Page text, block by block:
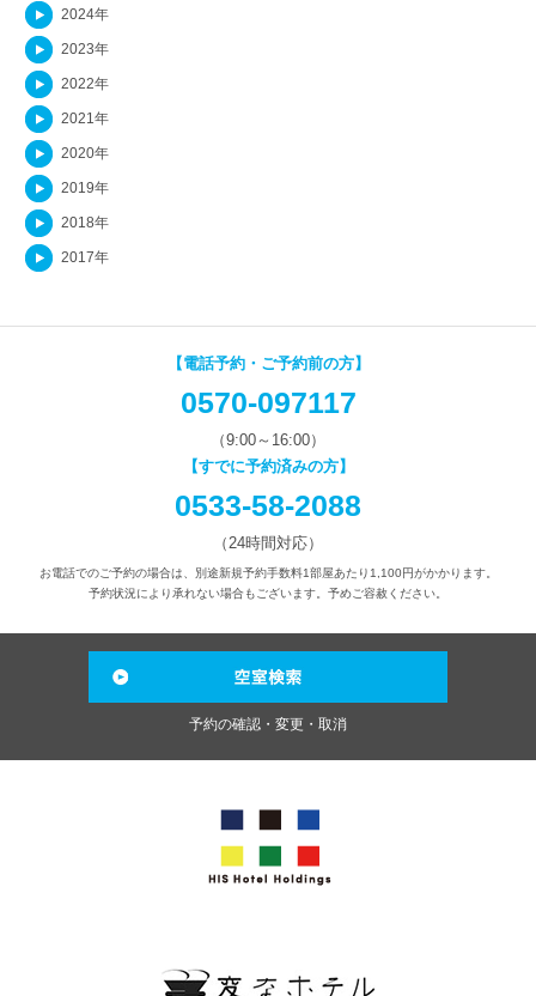
2024年
2023年
2022年
2021年
2020年
2019年
2018年
2017年
【電話予約・ご予約前の方】
0570-097117
（9:00～16:00）
【すでに予約済みの方】
0533-58-2088
（24時間対応）
お電話でのご予約の場合は、別途新規予約手数料1部屋あたり1,100円がかかります。
予約状況により承れない場合もございます。予めご容赦ください。
予約の確認・変更・取消